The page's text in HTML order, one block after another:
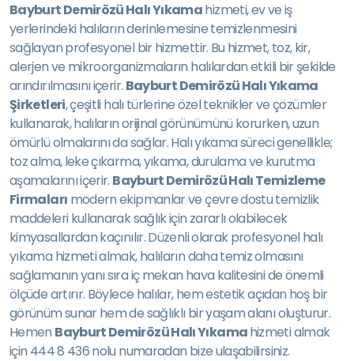
Bayburt Demirözü Halı Yıkamahizmeti, ev ve iş
yerlerindeki halıların derinlemesine temizlenmesini
sağlayan profesyonel bir hizmettir. Bu hizmet, toz, kir,
alerjen ve mikroorganizmaların halılardan etkili bir şekilde
arındırılmasını içerir. Bayburt Demirözü Halı Yıkama
Şirketleri, çeşitli halı türlerine özel teknikler ve çözümler
kullanarak, halıların orijinal görünümünü korurken, uzun
ömürlü olmalarını da sağlar. Halı yıkama süreci genellikle;
toz alma, leke çıkarma, yıkama, durulama ve kurutma
aşamalarını içerir. Bayburt Demirözü Halı Temizleme
Firmaları modern ekipmanlar ve çevre dostu temizlik
maddeleri kullanarak sağlık için zararlı olabilecek
kimyasallardan kaçınılır. Düzenli olarak profesyonel halı
yıkama hizmeti almak, halıların daha temiz olmasını
sağlamanın yanı sıra iç mekan hava kalitesini de önemli
ölçüde artırır. Böylece halılar, hem estetik açıdan hoş bir
görünüm sunar hem de sağlıklı bir yaşam alanı oluşturur.
Hemen Bayburt Demirözü Halı Yıkamahizmeti almak
için 444 8 436 nolu numaradan bize ulaşabilirsiniz.